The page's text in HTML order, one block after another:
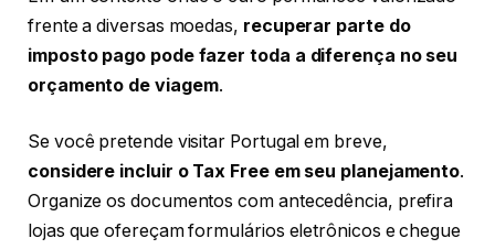
frente a diversas moedas, recuperar parte do
imposto pago pode fazer toda a diferença no seu
orçamento de viagem.
Se você pretende visitar Portugal em breve,
considere incluir o Tax Free em seu planejamento.
Organize os documentos com antecedência, prefira
lojas que ofereçam formulários eletrônicos e chegue